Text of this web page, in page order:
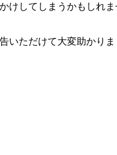
けしてしまうかもしれ
ただけて大変助かりま